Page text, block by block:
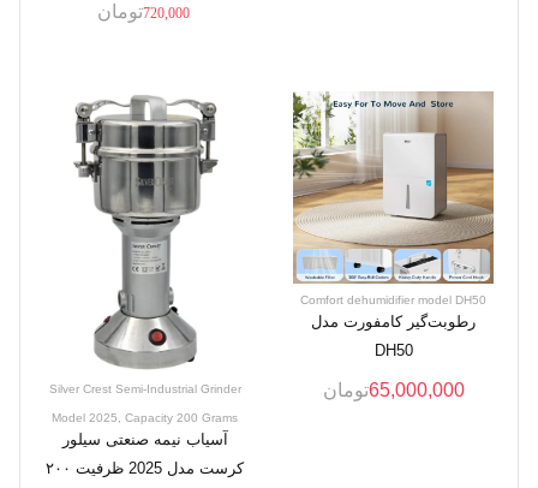
720,000 تومان
Comfort dehumidifier model DH50
رطوبت‌گیر کامفورت مدل
DH50
65,000,000تومان Silver Crest Semi-Industrial Grinder
Model 2025, Capacity 200 Grams
آسیاب نیمه صنعتی سیلور
کرست مدل 2025 ظرفیت ۲۰۰